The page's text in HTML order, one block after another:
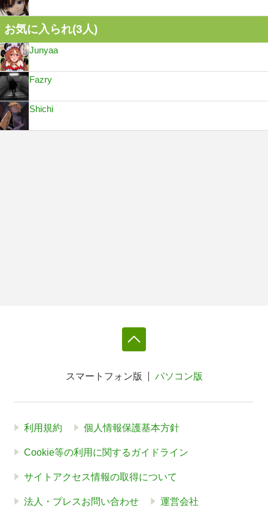
お気に入られ(3人)
Junyaa
Fazry
Shichi
スマートフォン版 パソコン版
利用規約 個人情報保護基本方針
Cookie等の利用に関するガイドライン
サイトアクセス情報の取得について
法人・プレスお問い合わせ 運営会社